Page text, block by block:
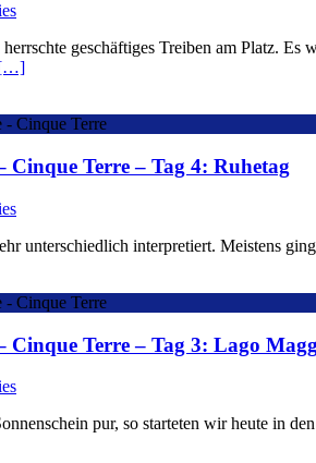
geschäftiges Treiben am Platz.
Cinque Terre
Cinque Terre – Tag 4: Ruhetag
unterschiedlich interpretiert. Meistens
Cinque Terre
Cinque Terre – Tag 3: Lago
pur, so starteten wir heute in